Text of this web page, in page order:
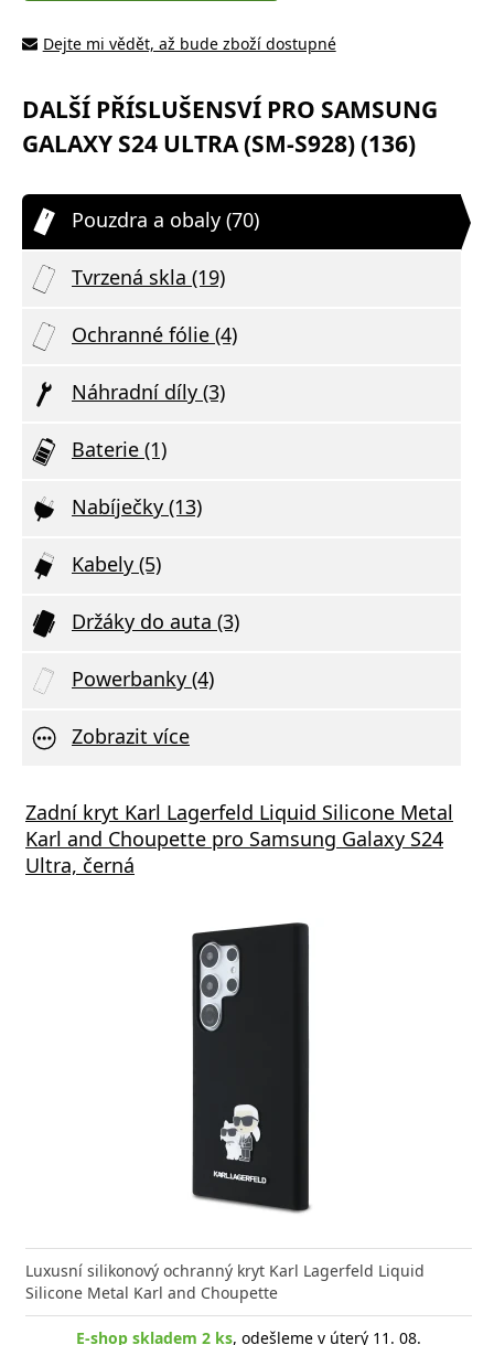
Dejte mi vědět, až bude zboží dostupné
DALŠÍ PŘÍSLUŠENSVÍ PRO SAMSUNG
GALAXY S24 ULTRA (SM-S928) (136)
Pouzdra a obaly (70)
Tvrzená skla (19)
Ochranné fólie (4)
Náhradní díly (3)
Baterie (1)
Nabíječky (13)
Kabely (5)
Držáky do auta (3)
Powerbanky (4)
Zobrazit více
Zadní kryt Karl Lagerfeld Liquid Silicone Metal
Karl and Choupette pro Samsung Galaxy S24
Ultra, černá
Luxusní silikonový ochranný kryt Karl Lagerfeld Liquid
Silicone Metal Karl and Choupette
E-shop skladem 2 ks, odešleme v úterý 11. 08.
FIXED Powerstation pro Samsung s
nabíjením až pro 3 zařízení,
černý
nabíječka v minimalistickém designu, která
nabíjet telefon,
skladem > 10 ks, odešleme v úterý 11. 08.